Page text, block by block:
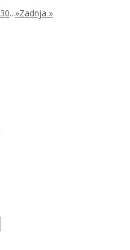
30...»Zadnja »